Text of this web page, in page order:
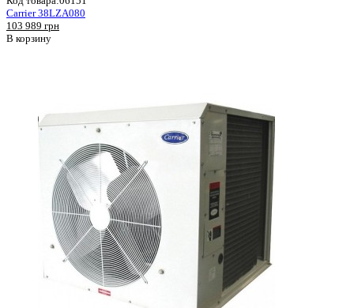
Carrier 38LZA080
103 989 грн
В корзину